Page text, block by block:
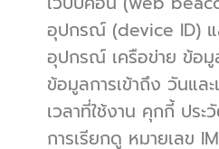
อุปกรณ์ (device ID) แ
อุปกรณ์ เครือข่าย ข้อมู
ข้อมูลการเข้าถึง วันและ
เวลาที่ใช้งาน คุกกี้ ปร
การเรียกดู หมายเลข